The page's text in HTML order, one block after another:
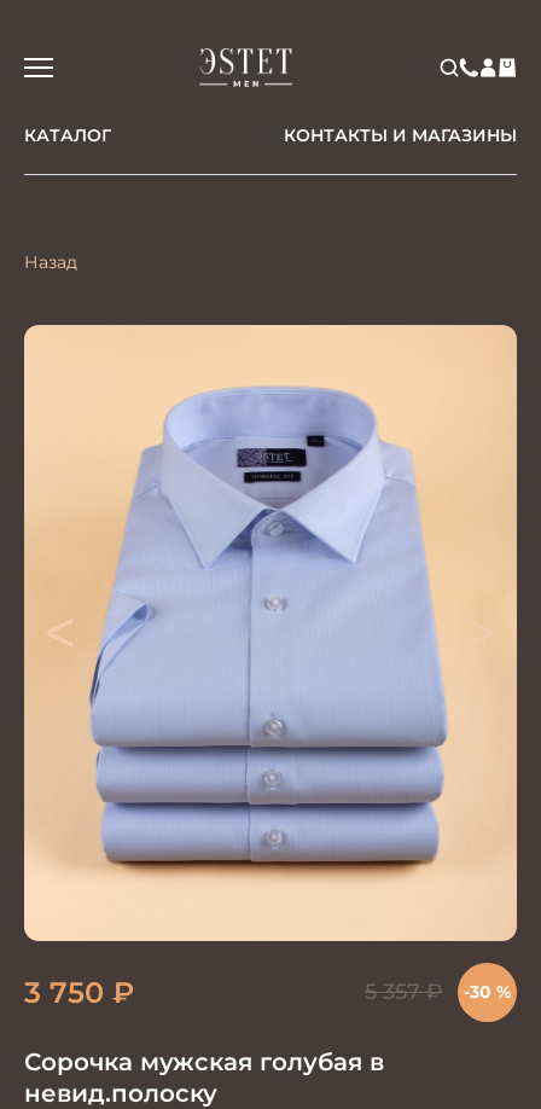
КАТАЛОГ КОНТАКТЫ И МАГАЗИНЫ
Назад
<
Сорочка мужская голубая в
невид.полоску
3 750 ₽ 5 357₽ -30 %